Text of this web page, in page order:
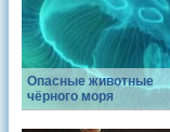
Опасные животные
чёрного моря